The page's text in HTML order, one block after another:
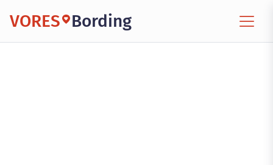
VORES Bording